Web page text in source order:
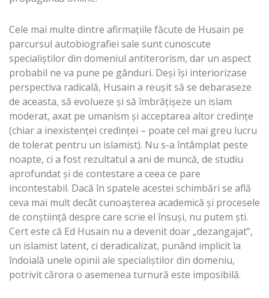
Cele mai multe dintre afirmațiile făcute de Husain pe
parcursul autobiografiei sale sunt cunoscute
specialiștilor din domeniul antiterorism, dar un aspect
probabil ne va pune pe gânduri. Deși își interiorizase
perspectiva radicală, Husain a reușit să se debaraseze
de aceasta, să evolueze și să îmbrățișeze un islam
moderat, axat pe umanism și acceptarea altor credințe
(chiar a inexistenței credinței – poate cel mai greu lucru
de tolerat pentru un islamist). Nu s-a întâmplat peste
noapte, ci a fost rezultatul a ani de muncă, de studiu
aprofundat și de contestare a ceea ce pare
incontestabil. Dacă în spatele acestei schimbări se află
ceva mai mult decât cunoașterea academică și procesele
de conștiință despre care scrie el însuși, nu putem ști.
Cert este că Ed Husain nu a devenit doar „dezangajat”,
un islamist latent, ci deradicalizat, punând implicit la
îndoială unele opinii ale specialiștilor din domeniu,
potrivit cărora o asemenea turnură este imposibilă.